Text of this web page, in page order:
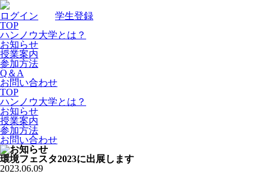
ログイン
学生登録
TOP
ハンノウ大学とは？
お知らせ
授業案内
参加方法
Q＆A
お問い合わせ
TOP
ハンノウ大学とは？
お知らせ
授業案内
参加方法
お問い合わせ
環境フェスタ2023に出展します
2023.06.09